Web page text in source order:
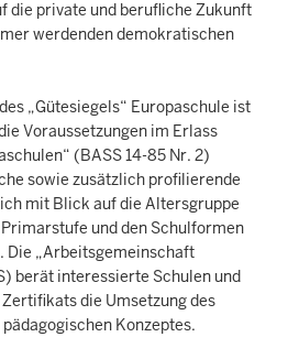
die private und berufliche Zukunft
werdenden demokratischen
„Gütesiegels“ Europaschule ist
Voraussetzungen im Erlass
(BASS 14-85 Nr. 2)
sowie zusätzlich profilierende
mit Blick auf die Altersgruppe
und den Schulformen
Die „Arbeitsgemeinschaft
berät interessierte Schulen und
die Umsetzung des
Konzeptes.